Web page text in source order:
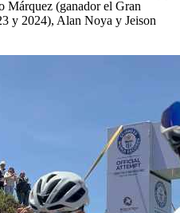
Márquez (ganador el Gran
y 2024), Alan Noya y Jeison